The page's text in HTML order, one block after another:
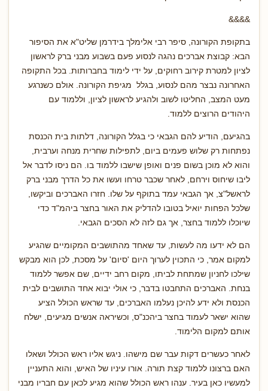
&&&&
בתקופת הקורונה, סיפר רבי אלימלך בידרמן שליט"א את הסיפור
הבא: קבוצת אברכים נהגה לנסוע פעם בשבוע מבני ברק לראשון
לציון למטרת קירוב רחוקים, על ידי לימוד בחברותות. בכל התקופה
האחרונה נבצר מהם לנסוע, בגלל מגיפת הקורונה. אולם כשנרגע
מעט המצב, החליטו לשוב ולהגיע לראשון לציון, וללמוד עם
היהודים הרוצים ללמוד.
בהגיעם, הודיע להם הגבאי כי בגלל הקורונה, דלתות בית הכנסת
נפתחות רק שלוש פעמים ביום, לתפילות שחרית מנחה וערבית,
והוא לא מוכן בשום פנים ואופן שישבו ללמוד בו. הם ניסו לדבר אל
ליבו שיחוס וירחם, לאחר שכבר טרחו ועשו את כל הדרך מבני ברק
לראשל"צ, אך הגבאי עמד בתוקף על שלו. חזרו האברכים וביקשו,
שלכל הפחות יואיל בטובו להדליק את האור בחצר ביהמ"ד כדי
שיוכלו ללמוד בחצר, אך גם לזה לא הסכים הגבאי.
הם לא ידעו מה לעשות, עד שאחד מהתושבים המקומיים שהגיע
למקום אמר, כי התכוין לערוך היום 'סיום' על מסכת, לכן הוא מבקש
שילכו לחניון שמתחת לביתו, מקום רחב ידיים, שם אפשר ללמוד
בנחת. האברכים התחבטו בדבר, כי אולי יבוא אחד התושבים לבית
הכנסת ולא ידע להיכן נעלמו האברכים, עד שראש הכולל הציע
שהוא ישאר לעמוד בחצר ביהכנ"ס, וכשיראה אנשים מגיעים, ישלח
אותם למקום הלימוד.
לאחר כעשרים דקות עבר שם מישהו. ניגש אליו ראש הכולל ושאלו
האם ברצונו ללמוד קצת תורה. אורו עיניו של האיש, והוא התעניין
למעשיו כאן בעיר. ענהו ראש הכולל שהוא מגיע לכאן עם חבריו מבני